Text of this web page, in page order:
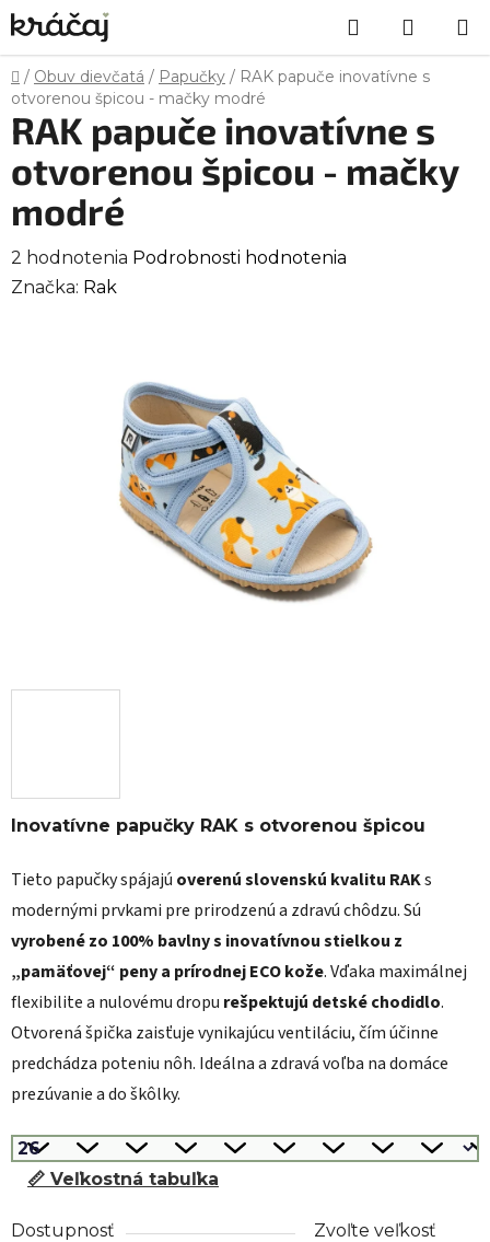
Prejsť
na
obsah
Hľadať
KOŠÍK
Domov
/ Obuv dievčatá / Papučky / RAK papuče inovatívne s
otvorenou špicou - mačky modré
Inovatívne papučky RAK s otvorenou špicou
Tieto papučky spájajú overenú slovenskú kvalitu RAKs
modernými prvkami pre prirodzenú a zdravú chôdzu. Sú
vyrobené zo 100% bavlny s inovatívnou stielkou z
„pamäťovej“ peny a prírodnej ECO kože. Vďaka maximálnej
flexibilite a nulovému dropu rešpektujú detské chodidlo.
Otvorená špička zaisťuje vynikajúcu ventiláciu, čím účinne
predchádza poteniu nôh. Ideálna a zdravá voľba na domáce
prezúvanie a do škôlky.
📏 Veľkostná tabuľka
Dostupnosť
Zvoľte veľkosť
RAK papuče inovatívne s
otvorenou špicou - mačky
modré
Priemerné
hodnotenie
2 hodnotenia Podrobnosti hodnotenia
Značka: Rak